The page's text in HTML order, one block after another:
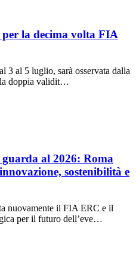
la decima volta FIA
3 al 5 luglio, sarà osservata dalla
doppia validit…
al 2026: Roma
sostenibilità e
nuovamente il FIA ERC e il
per il futuro dell’eve…